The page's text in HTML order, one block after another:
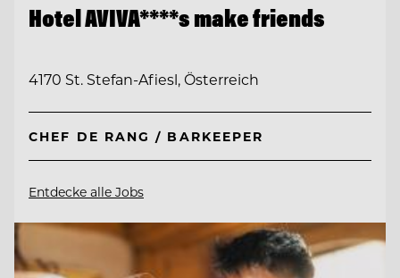
Hotel AVIVA****s make friends
4170 St. Stefan-Afiesl, Österreich
CHEF DE RANG / BARKEEPER
Entdecke alle Jobs